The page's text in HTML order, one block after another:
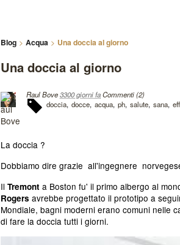
Blog Acqua Una doccia al giorno
Una doccia al giorno
Raul Bove3300 giorni faCommenti (2)
doccia docce acqua ph salute sana
La doccia ?
Dobbiamo dire grazie all'ingegnere
Il Tremont a Boston fu' il primo albergo al
Rogers avrebbe progettato il prototipo a
Mondiale, bagni moderni erano comuni nelle
di fare la doccia tutti i giorni.